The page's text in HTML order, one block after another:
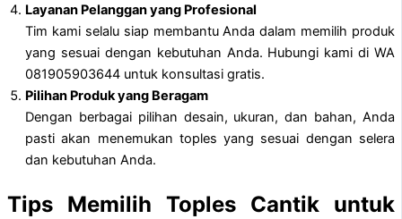
Layanan Pelanggan yang Profesional
Tim kami selalu siap membantu Anda dalam memilih produk
yang sesuai dengan kebutuhan Anda. Hubungi kami di WA
081905903644 untuk konsultasi gratis.
Pilihan Produk yang Beragam
Dengan berbagai pilihan desain, ukuran, dan bahan, Anda
pasti akan menemukan toples yang sesuai dengan selera
dan kebutuhan Anda.
Tips Memilih Toples Cantik untuk